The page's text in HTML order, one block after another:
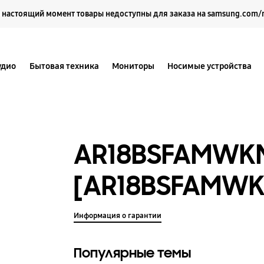
настоящий момент товары недоступны для заказа на samsung.com/
Бытовая техника Мониторы Носимые устройства
Информация о гарантии
Популярные темы